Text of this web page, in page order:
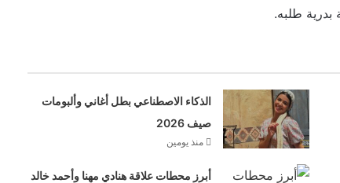
بدرية طلبه.
الذكاء الاصطناعي بطل أغاني وألبومات
صيف 2026
منذ يومين
أبرز محطات علاقة هنادي مهنا وأحمد خالد